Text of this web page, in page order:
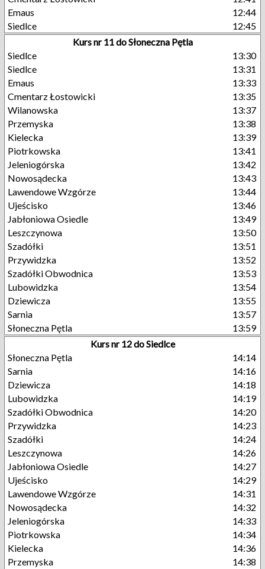
Emaus
12:44
Siedlce
12:45
Kurs nr 11 do Słoneczna Pętla
Siedlce
13:30
Siedlce
13:31
Emaus
13:33
Cmentarz Łostowicki
13:35
Wilanowska
13:37
Przemyska
13:38
Kielecka
13:39
Piotrkowska
13:41
Jeleniogórska
13:42
Nowosądecka
13:43
Lawendowe Wzgórze
13:44
Ujeścisko
13:46
Jabłoniowa Osiedle
13:49
Leszczynowa
13:50
Szadółki
13:51
Przywidzka
13:52
Szadółki Obwodnica
13:53
Lubowidzka
13:54
Dziewicza
13:55
Sarnia
13:57
Słoneczna Pętla
13:59
Kurs nr 12 do Siedlce
Słoneczna Pętla
14:14
Sarnia
14:16
Dziewicza
14:18
Lubowidzka
14:19
Szadółki Obwodnica
14:20
Przywidzka
14:23
Szadółki
14:24
Leszczynowa
14:26
Jabłoniowa Osiedle
14:27
Ujeścisko
14:29
Lawendowe Wzgórze
14:31
Nowosądecka
14:32
Jeleniogórska
14:33
Piotrkowska
14:34
Kielecka
14:36
Przemyska
14:38